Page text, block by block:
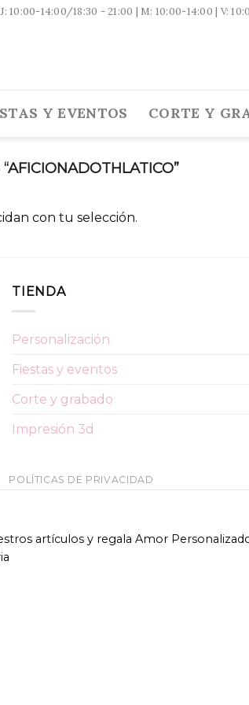
10:00-14:00/18:30 - 21:00 | M: 10:00-14:00 | V:
Y EVENTOS CORTE Y
con tu selección.
TIENDA
Personalización
Fiestas y eventos
Corte y grabado
Impresión 3d
POLÍTICAS DE PRIVACIDAD
artículos y regala Amor